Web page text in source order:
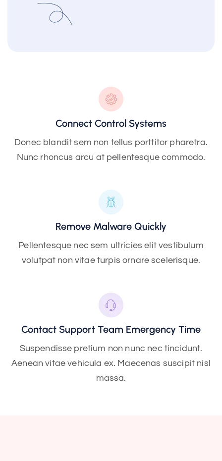
Connect Control Systems
Donec blandit sem non tellus porttitor pharetra.
Nunc rhoncus arcu at pellentesque commodo.
Remove Malware Quickly
Pellentesque nec sem ultricies elit vestibulum
volutpat non vitae turpis ornare scelerisque.
Contact Support Team Emergency Time
Suspendisse pretium non nunc nec tincidunt.
Aenean vitae vehicula ex. Maecenas suscipit nisl
massa.